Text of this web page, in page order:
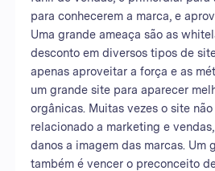
para conhecerem a marca, e
Uma grande ameaça são as
desconto em diversos tipos de
apenas aproveitar a força e as
um grande site para aparecer
orgânicas. Muitas vezes o site
relacionado a marketing e
danos a imagem das marcas. Um
também é vencer o preconceito